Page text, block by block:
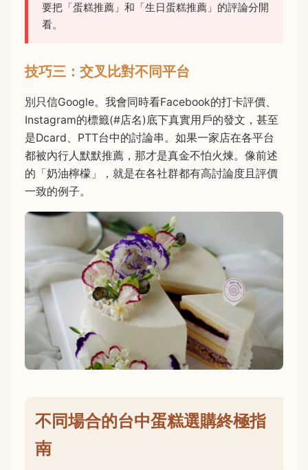
要把「蛋糕推薦」和「生日蛋糕推薦」的評論分開
看。
技巧三：交叉比對不同平台
別只信Google。我會同時看Facebook的打卡評價、
Instagram的標籤(#店名)底下真實用戶的發文，甚至
是Dcard、PTT台中的討論串。如果一家店在各平台
都被內行人默默推薦，那才是真金不怕火煉。像前述
的「奶油檸檬」，就是在各社群都有高討論度且評價
一致的例子。
不同場合的台中蛋糕選購終極指
南